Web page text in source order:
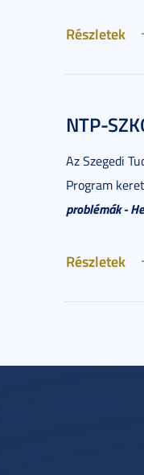
Részletek
NTP-
Az Szegedi
Program
problémák -
Részletek